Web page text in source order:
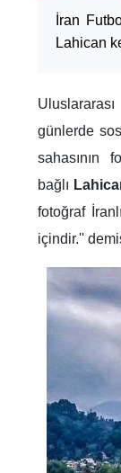
İran
Lahican
günlerde
sahasının
bağlı
fotoğraf
içindir.''